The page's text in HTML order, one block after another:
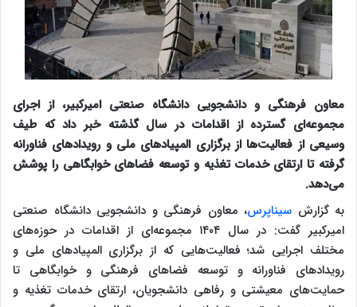
معاون فرهنگی و دانشجویی دانشگاه صنعتی امیرکبیر، از اجرای
مجموعه‌ای گسترده از اقدامات در سال گذشته خبر داد که طیف
وسیعی از فعالیت‌ها از برگزاری المپیادهای ملی و رویدادهای فناورانه
گرفته تا ارتقای خدمات تغذیه و توسعه فضاهای خوابگاهی را پوشش
می‌دهد.
به گزارش سیناپرس، معاون فرهنگی و دانشجویی دانشگاه صنعتی
امیرکبیر گفت: در سال ۱۴۰۴ مجموعه‌ای از اقدامات در حوزه‌های
مختلف اجرایی شد؛ فعالیت‌هایی که از برگزاری المپیادهای ملی و
رویدادهای فناورانه و توسعه فضاهای فرهنگی و خوابگاهی تا
حمایت‌های معیشتی و رفاهی دانشجویان، ارتقای خدمات تغذیه و